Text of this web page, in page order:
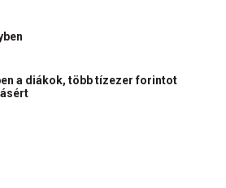
a diákok, több tízezer forintot